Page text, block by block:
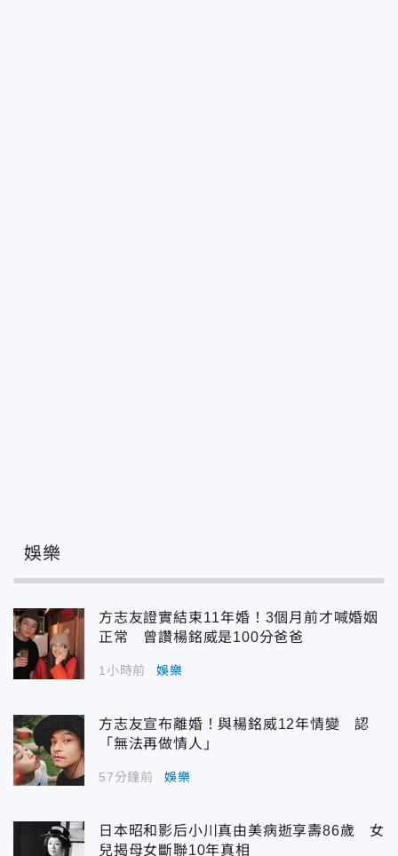
娛樂
方志友證實結束11年婚！3個月前才喊婚姻
正常 曾讚楊銘威是100分爸爸
1小時前 娛樂
方志友宣布離婚！與楊銘威12年情變 認
「無法再做情人」
57分鐘前 娛樂
日本昭和影后小川真由美病逝享壽86歲 女
兒揭母女斷聯10年真相